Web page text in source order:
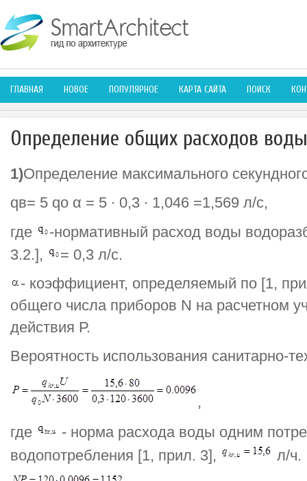
ГЛАВНАЯ НОВОЕ ПОПУЛЯРНОЕ КАРТА САЙТА ПОИСК
Определение общих расходов воды
1)Определение максимального
qв= 5 qо α = 5 ∙ 0,3 ∙ 1,046 =1,569 л/с,
где
-нормативный расход воды
3.2.],
= 0,3 л/с.
- коэффициент, определяемый по [1,
общего числа приборов N на расчетном
действия Р.
Вероятность использования санитарно-
,
где
- норма расхода воды одним
водопотребления [1, прил. 3],
л/ч.